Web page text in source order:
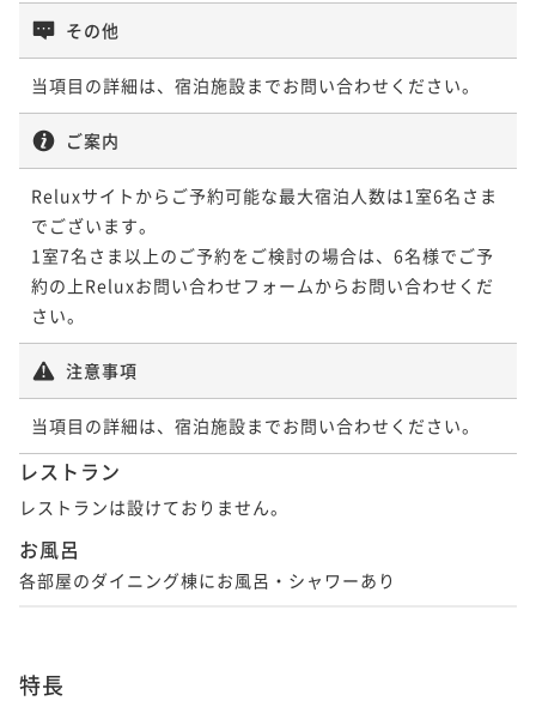
その他
当項目の詳細は、宿泊施設までお問い合わせください。
ご案内
Reluxサイトからご予約可能な最大宿泊人数は1室6名さま
でございます。
1室7名さま以上のご予約をご検討の場合は、6名様でご予
約の上Reluxお問い合わせフォームからお問い合わせくだ
注意事項
当項目の詳細は、宿泊施設までお問い合わせください。
レストラン
レストランは設けておりません。
お風呂
各部屋のダイニング棟にお風呂・シャワーあり
特長